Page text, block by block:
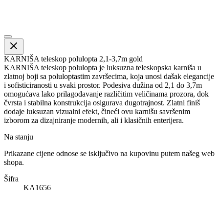
KARNIŠA teleskop polulopta 2,1-3,7m gold
KARNIŠA teleskop polulopta je luksuzna teleskopska karniša u
zlatnoj boji sa poluloptastim završecima, koja unosi dašak elegancije
i sofisticiranosti u svaki prostor. Podesiva dužina od 2,1 do 3,7m
omogućava lako prilagođavanje različitim veličinama prozora, dok
čvrsta i stabilna konstrukcija osigurava dugotrajnost. Zlatni finiš
dodaje luksuzan vizualni efekt, čineći ovu karnišu savršenim
izborom za dizajniranje modernih, ali i klasičnih enterijera.
Na stanju
Prikazane cijene odnose se isključivo na kupovinu putem našeg web
shopa.
Šifra
KA1656